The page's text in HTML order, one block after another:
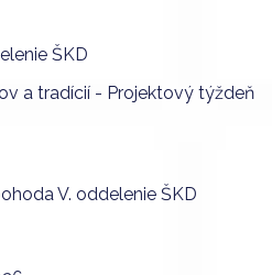
ŠKD
a tradícií - Projektový týždeň
V. oddelenie ŠKD